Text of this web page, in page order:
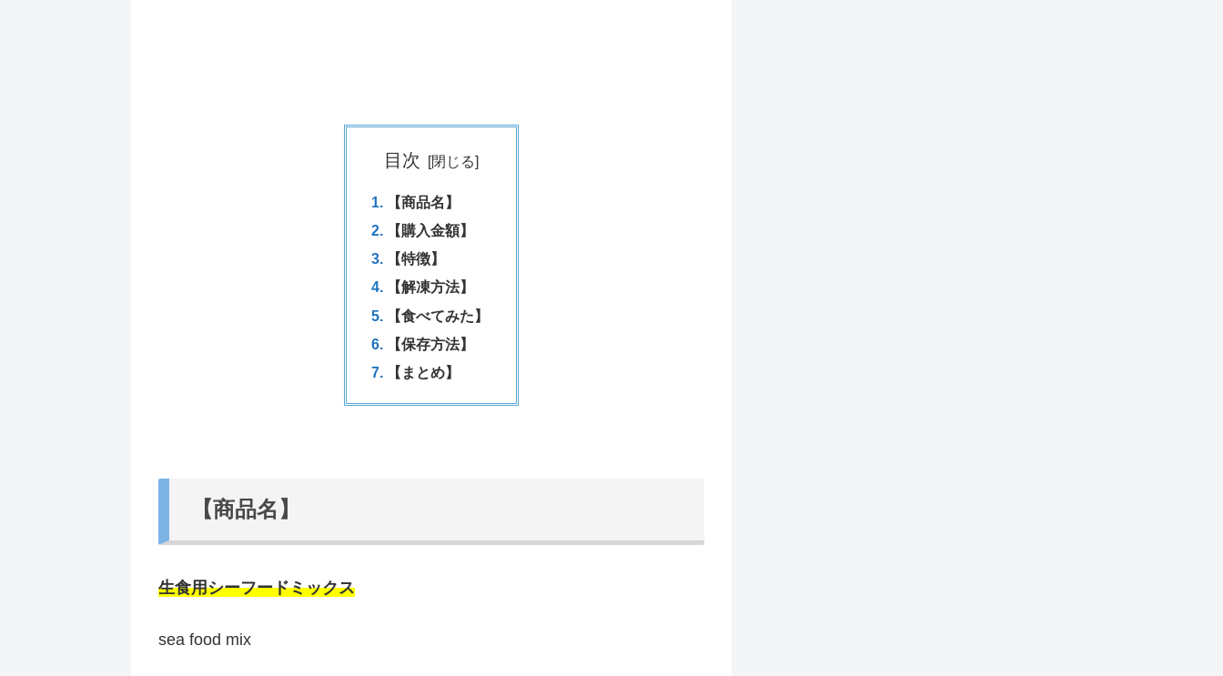
目次
【商品名】
【購入金額】
【特徴】
【解凍方法】
【食べてみた】
【保存方法】
【まとめ】
【商品名】
生食用シーフードミックス
sea food mix